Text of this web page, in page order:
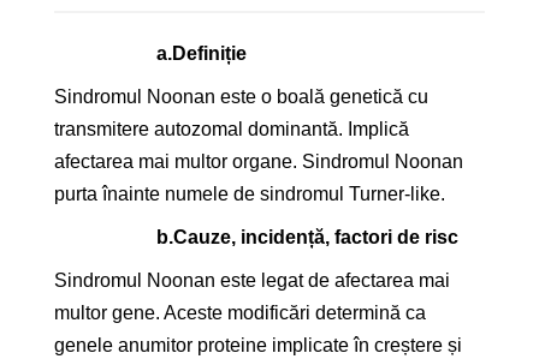
a.Definiție
Sindromul Noonan este o boală genetică cu
transmitere autozomal dominantă. Implică
afectarea mai multor organe. Sindromul Noonan
purta înainte numele de sindromul Turner-like.
b.Cauze, incidență, factori de risc
Sindromul Noonan este legat de afectarea mai
multor gene. Aceste modificări determină ca
genele anumitor proteine implicate în creștere și